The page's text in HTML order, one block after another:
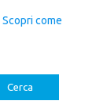
Scopri come